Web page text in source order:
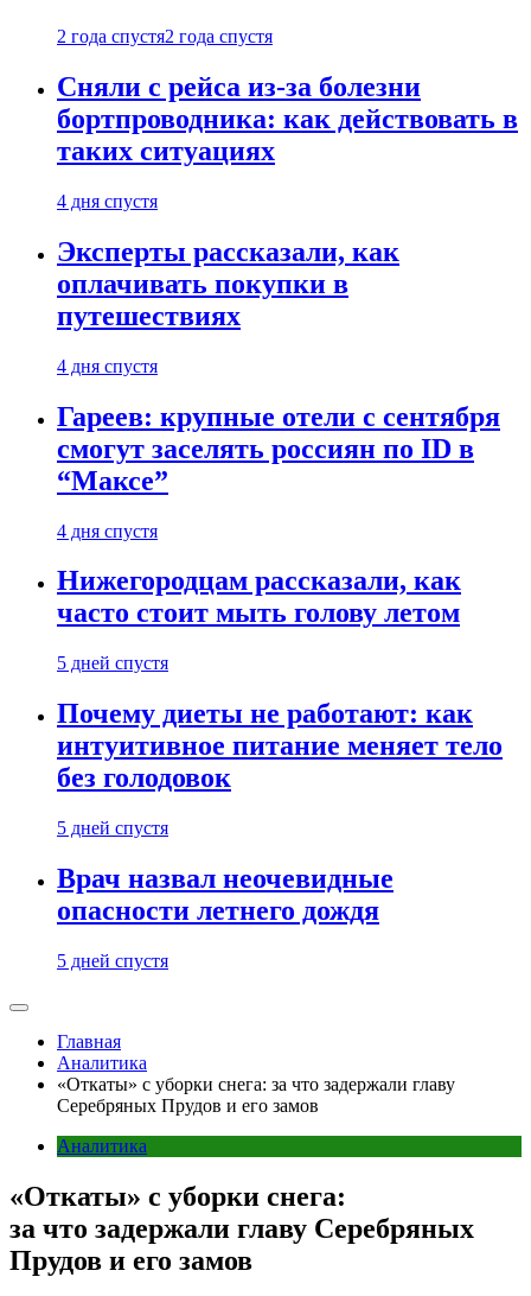
2 года спустя2 года спустя
Сняли с рейса из-за болезни
бортпроводника: как действовать в
таких ситуациях
4 дня спустя
Эксперты рассказали, как
оплачивать покупки в
путешествиях
4 дня спустя
Гареев: крупные отели с сентября
смогут заселять россиян по ID в
“Максе”
4 дня спустя
Нижегородцам рассказали, как
часто стоит мыть голову летом
5 дней спустя
Почему диеты не работают: как
интуитивное питание меняет тело
без голодовок
5 дней спустя
Врач назвал неочевидные
опасности летнего дождя
5 дней спустя
Главная
Аналитика
«Откаты» с уборки снега: за что задержали главу
Серебряных Прудов и его замов
Аналитика
«Откаты» с уборки снега:
за что задержали главу Серебряных
Прудов и его замов